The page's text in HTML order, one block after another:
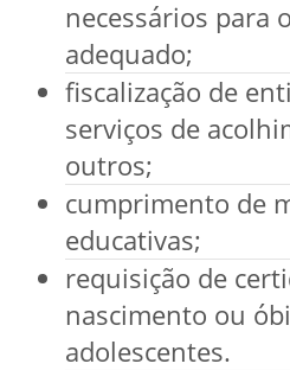
necessários para
adequado;
fiscalização de
serviços de
outros;
cumprimento de
educativas;
requisição de
nascimento ou
adolescentes.